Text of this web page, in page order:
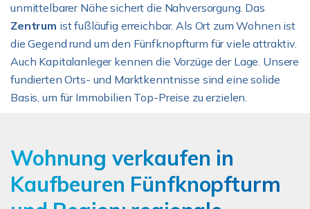
unmittelbarer Nähe sichert die Nahversorgung. Das
Zentrum ist fußläufig erreichbar. Als Ort zum Wohnen ist
die Gegend rund um den Fünfknopfturm für viele attraktiv.
Auch Kapitalanleger kennen die Vorzüge der Lage. Unsere
fundierten Orts- und Marktkenntnisse sind eine solide
Basis, um für Immobilien Top-Preise zu erzielen.
Wohnung verkaufen in
Kaufbeuren Fünfknopfturm